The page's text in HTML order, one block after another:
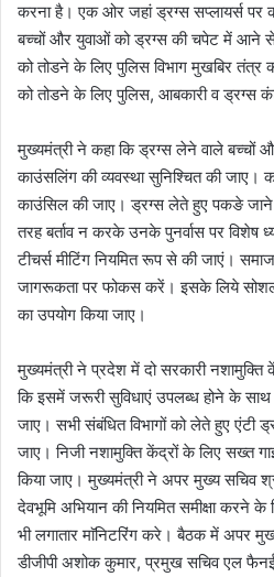
करना है। एक ओर जहां ड्रग्स सप्लायर्स पर
बच्चों और युवाओं को ड्रग्स की चपेट में आने
को तोडने के लिए पुलिस विभाग मुखबिर
को तोडने के लिए पुलिस, आबकारी व ड्रग्स
मुख्यमंत्री ने कहा कि ड्रग्स लेने वाले बच्चों
काउंसलिंग की व्यवस्था सुनिश्चित की
काउंसिल की जाए। ड्रग्स लेते हुए पकङे जाने
तरह बर्ताव न करके उनके पुनर्वास पर विशेष
टीचर्स मीटिंग नियमित रूप से की जाएं।
जागरूकता पर फोकस करें। इसके लिये सोशल
का उपयोग किया जाए।
मुख्यमंत्री ने प्रदेश में दो सरकारी
कि इसमें जरूरी सुविधाएं उपलब्ध होने के साथ
जाए। सभी संबंधित विभागों को लेते हुए एंटी
जाए। निजी नशामुक्ति केंद्रों के लिए सख्त
किया जाए। मुख्यमंत्री ने अपर मुख्य सचिव
देवभूमि अभियान की नियमित समीक्षा करने
भी लगातार माॅनिटरिंग करे। बैठक में अपर
डीजीपी अशोक कुमार, प्रमुख सचिव एल